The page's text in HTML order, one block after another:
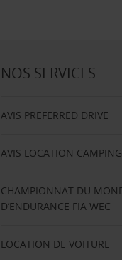
NOS SERVICES
AVIS PREFERRED DRIVE
AVIS LOCATION
CHAMPIONNAT DU
D’ENDURANCE FIA WEC
LOCATION DE VOITURE